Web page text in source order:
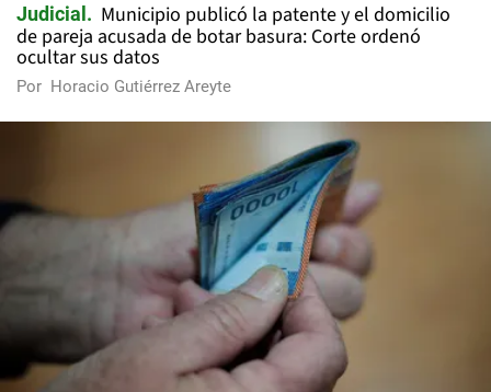
Judicial
Municipio publicó la patente y el domicilio
de pareja acusada de botar basura: Corte ordenó
ocultar sus datos
Por Horacio Gutiérrez Areyte